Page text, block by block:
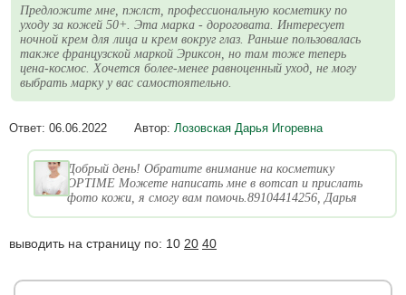
Предложите мне, пжлст, профессиональную косметику по
уходу за кожей 50+. Эта марка - дороговата. Интересует
ночной крем для лица и крем вокруг глаз. Раньше пользовалась
также французской маркой Эриксон, но там тоже теперь
цена-космос. Хочется более-менее равноценный уход, не могу
выбрать марку у вас самостоятельно.
Ответ: 06.06.2022 Автор: Лозовская Дарья Игоревна
Добрый день! Обратите внимание на косметику
OPTIME Можете написать мне в вотсап и прислать
фото кожи, я смогу вам помочь.89104414256, Дарья
выводить на страницу по: 10 20 40